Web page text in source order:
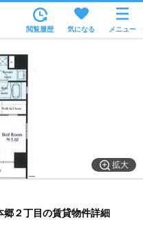
駅から
ら
場から
通学時間から
会社から
閲覧履歴 気になる メニュー
拡大
郷２丁目の賃貸物件詳細